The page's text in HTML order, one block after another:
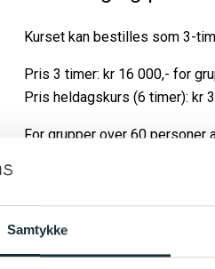
Samtykke
Kurset kan bestilles som 3-
Pris 3 timer: kr 16 000,- for
Pris heldagskurs (6 timer): kr
For grupper over 60 personer